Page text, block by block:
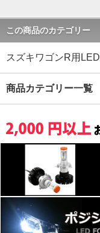
この商品のカテゴリー
スズキワゴンR用LED
商品カテゴリー一覧